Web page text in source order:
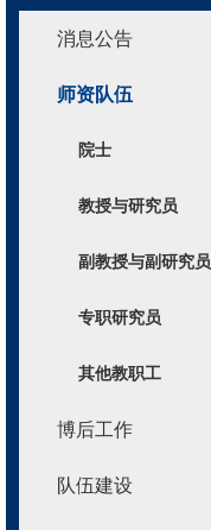
消息公告
师资队伍
院士
教授与研究员
副教授与副研究员
专职研究员
其他教职工
博后工作
队伍建设